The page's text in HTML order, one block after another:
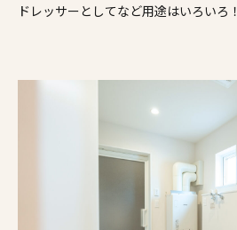
ドレッサーとしてなど用途はいろいろ！